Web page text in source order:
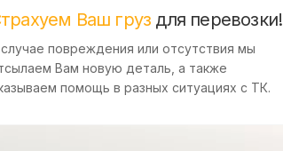
Ваш груз для перевозки!
повреждения или отсутствия мы
Вам новую деталь, а также
помощь в разных ситуациях с ТК.